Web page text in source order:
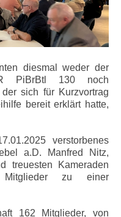
diesmal weder der
PiBrBtl 130 noch
sich für Kurzvortrag
bereit erklärt hatte,
verstorbenes
a.D. Manfred Nitz,
treuesten Kameraden
zu einer
162 Mitglieder, von